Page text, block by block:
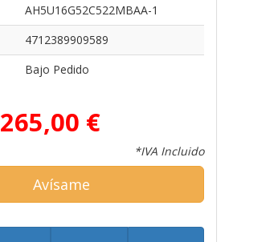
AH5U16G52C522MBAA-1
4712389909589
Bajo Pedido
265,00 €
*IVA Incluido
Avísame